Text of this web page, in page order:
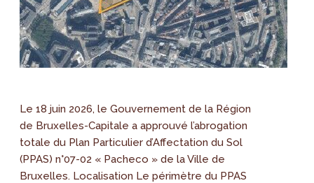
Le 18 juin 2026, le Gouvernement de la Région
de Bruxelles-Capitale a approuvé l’abrogation
totale du Plan Particulier d’Affectation du Sol
(PPAS) n°07-02 « Pacheco » de la Ville de
Bruxelles. Localisation Le périmètre du PPAS